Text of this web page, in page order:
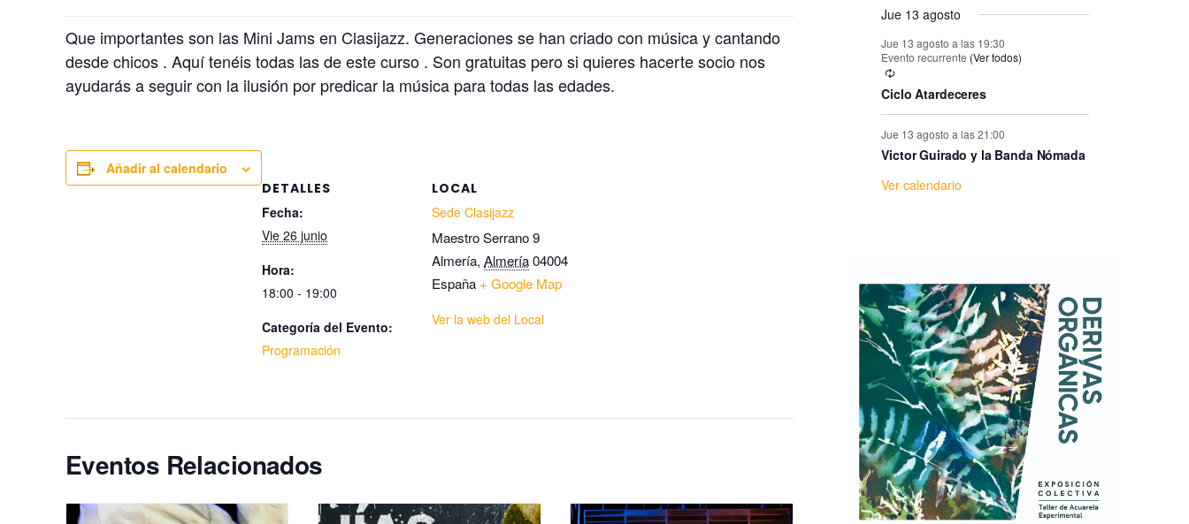
Que importantes son las Mini Jams en Clasijazz. Generaciones se han criado con música y cantando
desde chicos . Aquí tenéis todas las de este curso . Son gratuitas pero si quieres hacerte socio nos
ayudarás a seguir con la ilusión por predicar la música para todas las edades.
Añadir al calendario
DETALLES
Fecha:
Vie 26 junio
Hora:
18:00 - 19:00
Categoría del Evento:
Programación
LOCAL
Sede Clasijazz
Maestro Serrano 9
Almería, Almería04004
España + Google Map
Ver la web del Local
Eventos Relacionados
e
E
v
e
n
o
s
Jue 13 agosto
Jue 13 agosto a las 19:30
Evento recurrente (Ver todos)
Ciclo Atardeceres
Jue 13 agosto a las 21:00
Victor Guirado y la Banda Nómada
Ver calendario